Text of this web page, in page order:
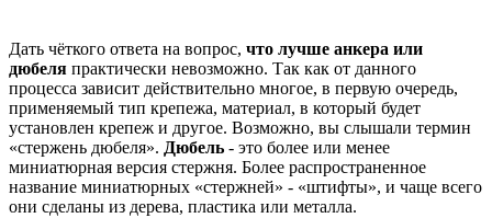
Дать чёткого ответа на вопрос, что лучше анкера или
дюбеля практически невозможно. Так как от данного
процесса зависит действительно многое, в первую очередь,
применяемый тип крепежа, материал, в который будет
установлен крепеж и другое. Возможно, вы слышали термин
«стержень дюбеля». Дюбель - это более или менее
миниатюрная версия стержня. Более распространенное
название миниатюрных «стержней» - «штифты», и чаще всего
они сделаны из дерева, пластика или металла.